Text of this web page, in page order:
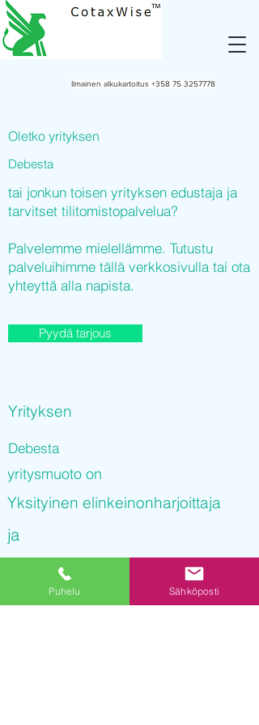
Ilmainen alkukartoitus +358 75 3257778
Oletko yrityksen
Debesta
tai jonkun toisen yrityksen edustaja ja
tarvitset tilitomistopalvelua?
Palvelemme mielellämme. Tutustu
palveluihimme tällä verkkosivulla tai ota
yhteyttä alla napista.
Pyydä tarjous
Yrityksen
Debesta
yritysmuoto on
Yksityinen elinkeinonharjoittaja
ja
Debesta
on rekisteröity kaupparekisteriin
Puhelu Sähköposti